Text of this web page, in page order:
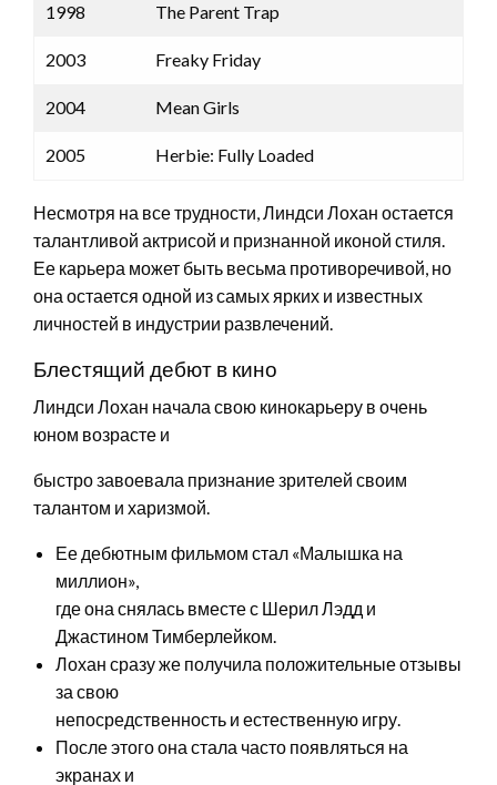
1998 The Parent Trap
2003 Freaky Friday
2004 Mean Girls
2005 Herbie: Fully Loaded
Несмотря на все трудности, Линдси Лохан остается
талантливой актрисой и признанной иконой стиля.
Ее карьера может быть весьма противоречивой, но
она остается одной из самых ярких и известных
личностей в индустрии развлечений.
Блестящий дебют в кино
Линдси Лохан начала свою кинокарьеру в очень
юном возрасте и
быстро завоевала признание зрителей своим
талантом и харизмой.
Ее дебютным фильмом стал «Малышка на
миллион»,
где она снялась вместе с Шерил Лэдд и
Джастином Тимберлейком.
Лохан сразу же получила положительные отзывы
за свою
непосредственность и естественную игру.
После этого она стала часто появляться на
экранах и